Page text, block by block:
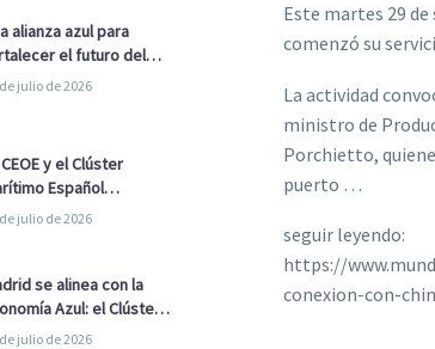
alianza azul para
el futuro del
marítimo
julio de 2026
y el Clúster
Español
su alianza para
julio de 2026
se alinea con la
Azul: el Clúster
Español y la Real
julio de 2026
Este martes 29
comenzó su
La actividad
ministro de
Porchietto,
puerto …
seguir leyendo:
https://
conexion-con-